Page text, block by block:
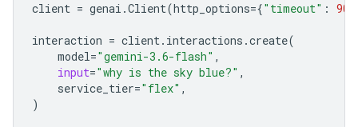
client = genai .Client(http_options={"timeout" :
interaction = client. interactions .create(
model="gemini-3.6-flash" ,
input="why is the sky blue?" ,
service_tier="flex" ,
)